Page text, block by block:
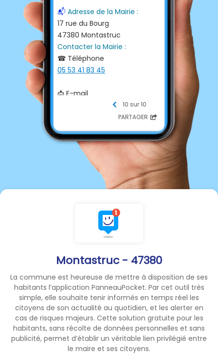
Montastruc - 47380
La commune est heureuse de mettre à disposition de ses
habitants l’application PanneauPocket. Par cet outil très
simple, elle souhaite tenir informés en temps réel les
citoyens de son actualité au quotidien, et les alerter en
cas de risques majeurs. Cette solution gratuite pour les
habitants, sans récolte de données personnelles et sans
publicité, permet d’établir un véritable lien privilégié entre
le maire et ses citoyens.
📬 Adresse de la Mairie :
17 rue du Bourg
47380 Montastruc
Contacter la Mairie :
☎ Téléphone
05 53 41 83 45
📩 E-mail
mairie@montastruc47.fr
Heures d'ouvertures
Lundi, Mardi, Jeudi :
10 sur 10
PARTAGER